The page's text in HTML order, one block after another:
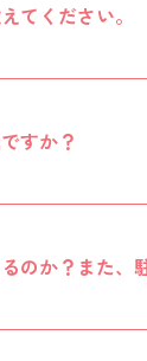
てください。
すか？
のか？また、